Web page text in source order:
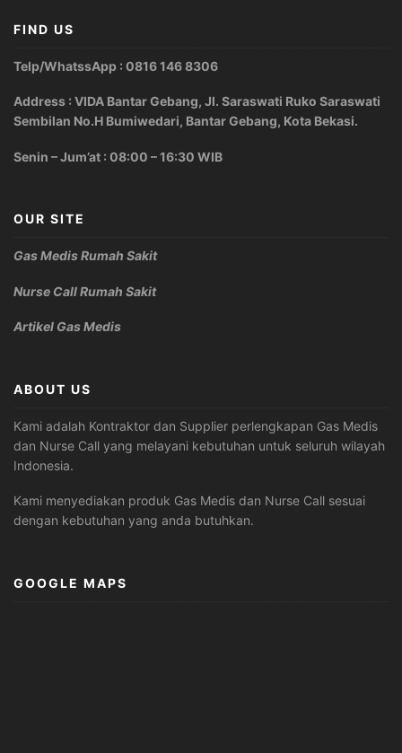
FIND US
Telp/WhatssApp : 0816 146 8306
Address : VIDA Bantar Gebang, Jl. Saraswati Ruko Saraswati
Sembilan No.H Bumiwedari, Bantar Gebang, Kota Bekasi.
Senin – Jum’at : 08:00 – 16:30 WIB
OUR SITE
Gas Medis Rumah Sakit
Nurse Call Rumah Sakit
Artikel Gas Medis
ABOUT US
Kami adalah Kontraktor dan Supplier perlengkapan Gas Medis
dan Nurse Call yang melayani kebutuhan untuk seluruh wilayah
Indonesia.
Kami menyediakan produk Gas Medis dan Nurse Call sesuai
dengan kebutuhan yang anda butuhkan.
GOOGLE MAPS